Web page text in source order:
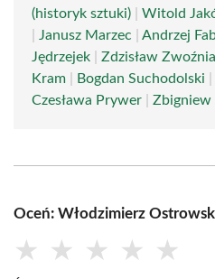
(historyk sztuki)
Witold
Janusz Marzec Andrzej
Jędrzejek
Zdzisław
Kram
Bogdan Suchodolski
Czesława Prywer
Zbigniew
Oceń: Włodzimierz
★ ★ ★ ★ ★